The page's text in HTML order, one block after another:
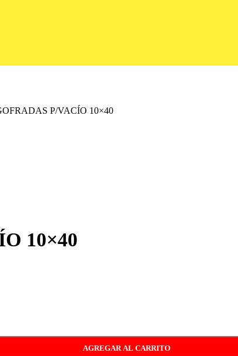
P/VACÍO 10×40
10×40
AGREGAR AL CARRITO